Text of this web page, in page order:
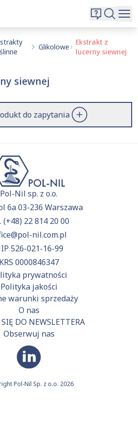
Glikolowe
Ekstrakt z
lucerny siewnej
siewnej
do zapytania
Pol-Nil sp. z o.o.
6a 03-236 Warszawa
(+48) 22 814 20 00
nil.com.pl
526-021-16-99
KRS 0000846347
prywatności
Polityka jakości
warunki sprzedaży
O nas
DO NEWSLETTERA
Obserwuj nas
Pol-Nil Sp. z o.o. 2026
i substancje
nie dodałeś do zapytania.